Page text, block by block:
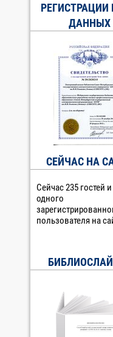
РЕГИСТРАЦИИ
ДАННЫХ
СЕЙЧАС НА
Сейчас 235 гостей
одного
пользователя на